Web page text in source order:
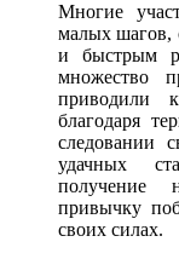
Многие
малых шагов,
и быстрым
множество
приводили
благодаря
следовании
удачных
получение
привычку
своих силах.